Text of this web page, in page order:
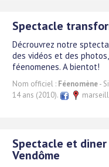
Spectacle
Décrouvrez notre
des vidéos et des
féenomenes. A bientot!
Nom officiel : Féenomène-
14 ans (2010).
Spectacle et
Vendôme